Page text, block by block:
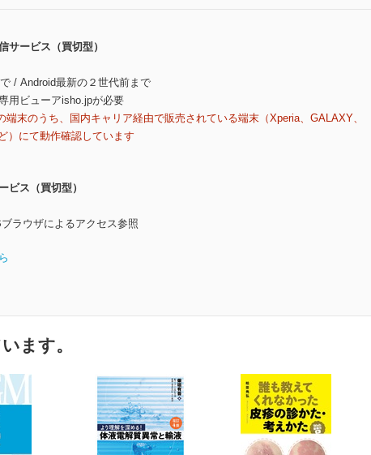
サービス（買切型）
/ Android最新の２世代前まで
用ビューアisho.jpが必要
末のうち、国内キャリア経由で販売されている端末（Xperia、GALAXY、
）にて動作確認しています
ビス（買切型）
ラウザによるアクセス参照
ます。